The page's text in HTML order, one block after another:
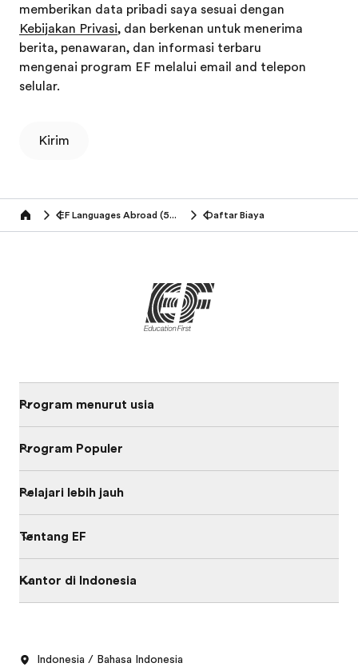
memberikan data pribadi saya sesuai dengan
Kebijakan Privasi, dan berkenan untuk menerima
berita, penawaran, dan informasi terbaru
mengenai program EF melalui email and telepon
selular.
Kirim
Home EF Languages Abroad (50+ tahun) Daftar Biaya
Program menurut usia
Program Populer
Pelajari lebih jauh
Tentang EF
Kantor di Indonesia
Indonesia / Bahasa Indonesia